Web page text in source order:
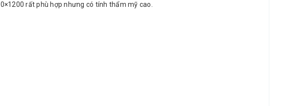
rất phù hợp nhưng có tính thẩm mỹ cao.